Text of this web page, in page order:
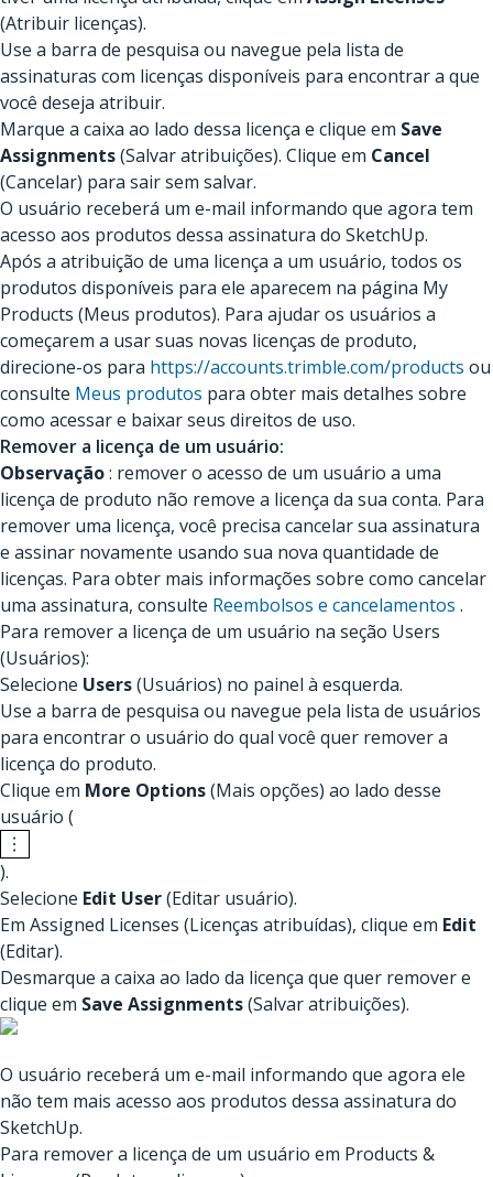
(Atribuir licenças).
Use a barra de pesquisa ou navegue pela lista de
assinaturas com licenças disponíveis para encontrar a que
você deseja atribuir.
Marque a caixa ao lado dessa licença e clique em Save
Assignments(Salvar atribuições). Clique em Cancel
(Cancelar) para sair sem salvar.
O usuário receberá um e-mail informando que agora tem
acesso aos produtos dessa assinatura do SketchUp.
Após a atribuição de uma licença a um usuário, todos os
produtos disponíveis para ele aparecem na página My
Products (Meus produtos). Para ajudar os usuários a
começarem a usar suas novas licenças de produto,
direcione-os para https://accounts.trimble.com/products ou
consulte Meus produtos para obter mais detalhes sobre
como acessar e baixar seus direitos de uso.
Remover a licença de um usuário:
Observação: remover o acesso de um usuário a uma
licença de produto não remove a licença da sua conta. Para
remover uma licença, você precisa cancelar sua assinatura
e assinar novamente usando sua nova quantidade de
licenças. Para obter mais informações sobre como cancelar
uma assinatura, consulte Reembolsos e cancelamentos .
Para remover a licença de um usuário na seção Users
(Usuários):
Selecione Users(Usuários) no painel à esquerda.
Use a barra de pesquisa ou navegue pela lista de usuários
para encontrar o usuário do qual você quer remover a
licença do produto.
Clique em More Options(Mais opções) ao lado desse
usuário (
).
Selecione Edit User(Editar usuário).
Em Assigned Licenses (Licenças atribuídas), clique em Edit
(Editar).
Desmarque a caixa ao lado da licença que quer remover e
clique em Save Assignments(Salvar atribuições).
O usuário receberá um e-mail informando que agora ele
não tem mais acesso aos produtos dessa assinatura do
SketchUp.
Para remover a licença de um usuário em Products &